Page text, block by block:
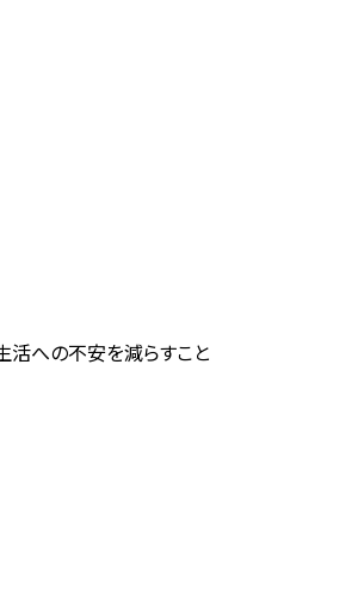
活への不安を減らすこと